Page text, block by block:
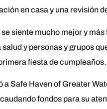
en casa y una revisión
siente mucho mejor y
salud y personas y grupos
fiesta de cumpleaños.
a Safe Haven of Greater
fondos para su